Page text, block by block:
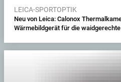
LEICA-SPORTOPTIK
Neu von Leica: Calonox
Wärmebildgerät für die waidgerechte